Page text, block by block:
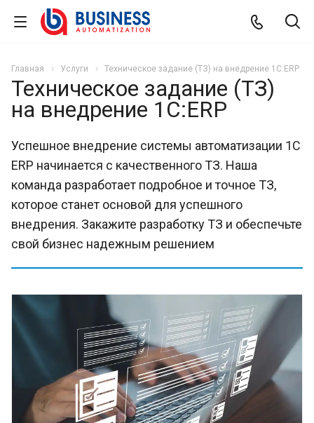
Главная Услуги Техническое задание (ТЗ) на внедрение 1С:ERP
Техническое задание (ТЗ)
на внедрение 1С:ERP
Успешное внедрение системы автоматизации 1С
ERP начинается с качественного ТЗ. Наша
команда разработает подробное и точное ТЗ,
которое станет основой для успешного
внедрения. Закажите разработку ТЗ и обеспечьте
свой бизнес надежным решением